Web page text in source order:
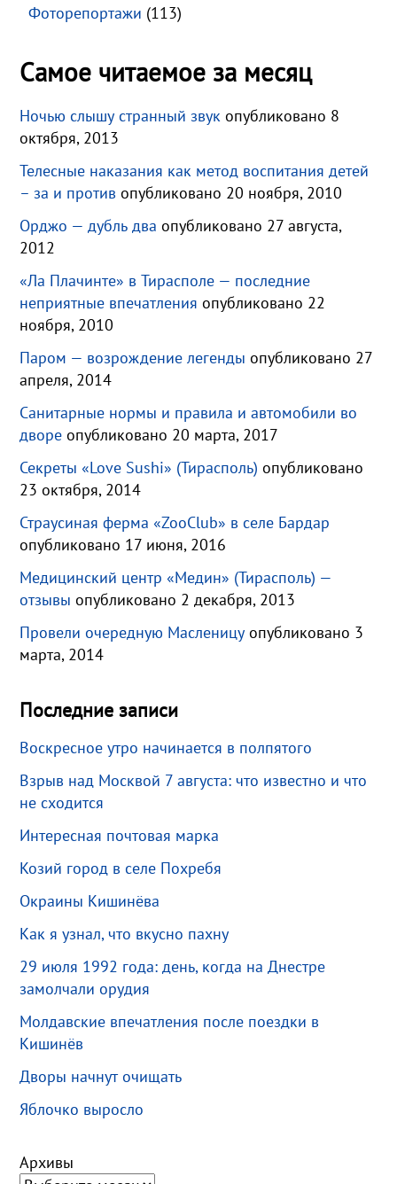
Фоторепортажи (113)
Самое читаемое за месяц
Ночью слышу странный звук опубликовано 8
октября, 2013
Телесные наказания как метод воспитания детей
– за и против опубликовано 20 ноября, 2010
Орджо — дубль два опубликовано 27 августа,
2012
«Ла Плачинте» в Тирасполе — последние
неприятные впечатления опубликовано 22
ноября, 2010
Паром — возрождение легенды опубликовано 27
апреля, 2014
Санитарные нормы и правила и автомобили во
дворе опубликовано 20 марта, 2017
Секреты «Love Sushi» (Тирасполь) опубликовано
23 октября, 2014
Страусиная ферма «ZooClub» в селе Бардар
опубликовано 17 июня, 2016
Медицинский центр «Медин» (Тирасполь) —
отзывы опубликовано 2 декабря, 2013
Провели очередную Масленицу опубликовано 3
марта, 2014
Последние записи
Воскресное утро начинается в полпятого
Взрыв над Москвой 7 августа: что известно и что
не сходится
Интересная почтовая марка
Козий город в селе Похребя
Окраины Кишинёва
Как я узнал, что вкусно пахну
29 июля 1992 года: день, когда на Днестре
замолчали орудия
Молдавские впечатления после поездки в
Кишинёв
Дворы начнут очищать
Яблочко выросло
Архивы